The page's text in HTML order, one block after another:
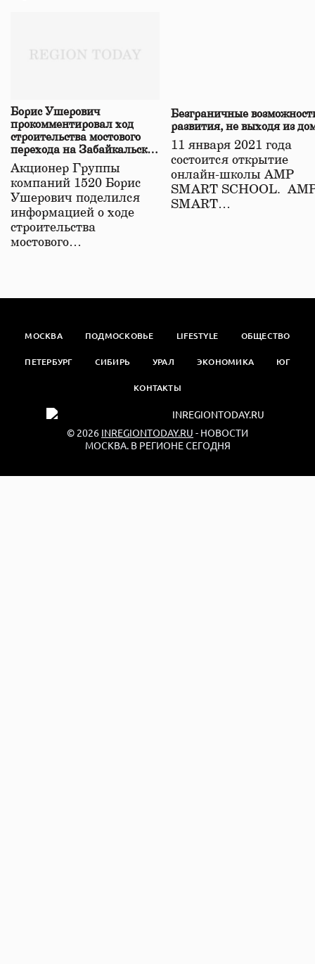
Борис Ушерович
прокомментировал ход
строительства мостового
перехода на Забайкальской
железной дороге
Акционер Группы
компаний 1520 Борис
Ушерович поделился
информацией о ходе
строительства
мостового…
Безграничные
развития, не выходя из
11 января 2021 года
состоится открытие
онлайн-школы АМР
SMART SCHOOL.
SMART…
МОСКВА ПОДМОСКОВЬЕ LIFESTYLE ОБЩЕСТВО
ПЕТЕРБУРГ СИБИРЬ УРАЛ ЭКОНОМИКА ЮГ
КОНТАКТЫ
© 2026 INREGIONTODAY.RU - НОВОСТИ
МОСКВА. В РЕГИОНЕ СЕГОДНЯ